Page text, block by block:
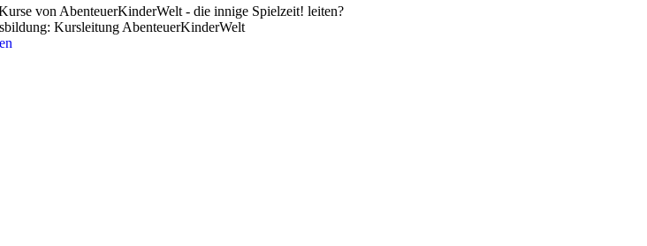
von AbenteuerKinderWelt - die innige Spielzeit! leiten?
Kursleitung AbenteuerKinderWelt